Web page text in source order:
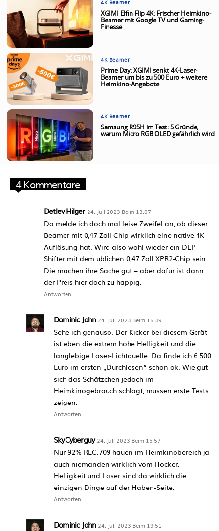
4K Beamer
XGIMI Elfin Flip 4K: Frischer Heimkino-
Beamer mit Google TV und Gaming-
Finesse
4K Beamer
Prime Day: XGIMI senkt 4K-Laser-
Beamer um bis zu 500 Euro + weitere
Heimkino-Angebote
4K Beamer
Samsung R95H im Test: 5 Gründe,
warum Micro RGB OLED gefährlich wird
4 Kommentare
Detlev Hilger 24. Juli 2023 Beim 13:07
Da melde ich doch mal leise Zweifel an, ob dieser
Beamer mit 0,47 Zoll Chip wirklich eine native 4K-
Auflösung hat. Wird also wohl wieder ein DLP-
Shifter mit dem üblichen 0,47 Zoll XPR2-Chip sein.
Die machen ihre Sache gut – aber dafür ist dann
der Preis hier doch zu happig.
Antworten
Dominic Jahn 24. Juli 2023 Beim 15:39
Sehe ich genauso. Der Kicker bei diesem Gerät
ist eben die extrem hohe Helligkeit und die
langlebige Laser-Lichtquelle. Da finde ich 6.500
Euro im ersten „Durchlesen“ schon ok. Wie gut
sich das Schätzchen jedoch im
Heimkinogebrauch schlägt, müssen erste Tests
zeigen.
Antworten
SkyCyberguy 24. Juli 2023 Beim 15:57
Nur 92% REC.709 hauen im Heimkinobereich ja
auch niemanden wirklich vom Hocker.
Helligkeit und Laser sind da wirklich die
einzigen Dinge auf der Haben-Seite.
Antworten
Dominic Jahn 24. Juli 2023 Beim 19:51